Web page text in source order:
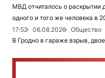
МВД отчиталось о
одного и того же человека в
17:52
06.08.2026
Общество
В Гродно в гараже взрыв,